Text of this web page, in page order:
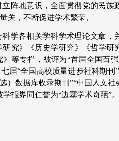
阵地意识，全面贯彻党的民族
关，不断促进学术繁荣。
学各相关学科学术理论文章，
究》《历史学研究》《哲学研
等专栏，被评为“首届全国百
届“全国高校质量进步社科期刊
）数据库收录期刊”“中国人文
报界同仁誉为“边塞学术奇葩”。